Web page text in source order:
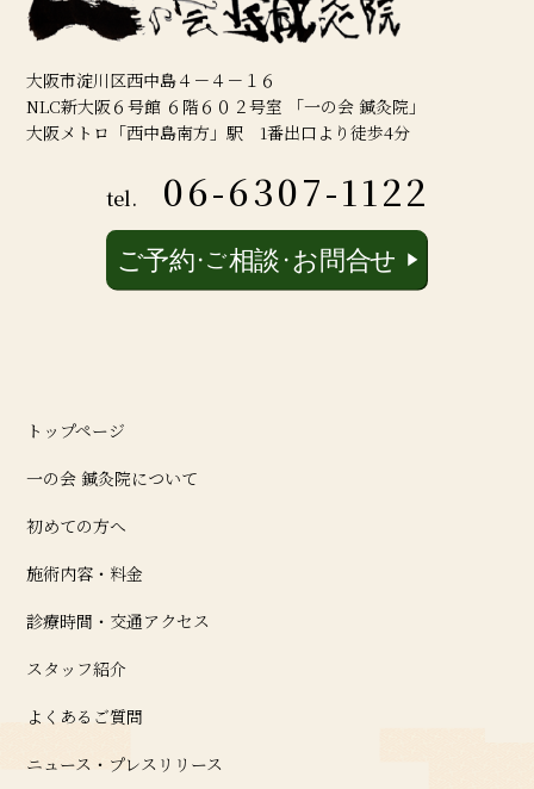
大阪市淀川区西中島４－４－１６
NLC新大阪６号館 ６階６０２号室 「一の会 鍼灸院」
大阪メトロ「西中島南方」駅 1番出口より徒歩4分
tel. 06-6307-1122
トップページ
一の会 鍼灸院について
初めての方へ
施術内容・料金
診療時間・交通アクセス
スタッフ紹介
よくあるご質問
ニュース・プレスリリース